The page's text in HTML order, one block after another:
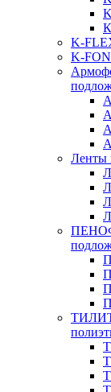
K-
K-
Ленты